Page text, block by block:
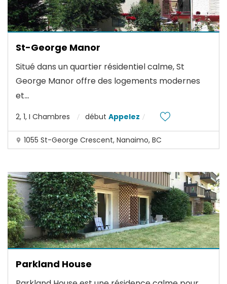
St-George Manor
Situé dans un quartier résidentiel calme, St
George Manor offre des logements modernes
et...
2, 1, I Chambres début Appelez
1055 St-George Crescent, Nanaimo, BC
Parkland House